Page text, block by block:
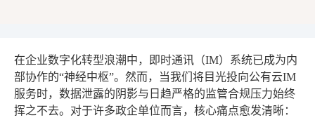
在企业数字化转型浪潮中，即时通讯（IM）系统已成为内
部协作的“神经中枢”。然而，当我们将目光投向公有云IM
服务时，数据泄露的阴影与日趋严格的监管合规压力始终
挥之不去。对于许多政企单位而言，核心痛点愈发清晰：